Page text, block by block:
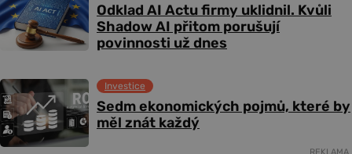
Odklad AI Actu firmy uklidnil. Kvůli
Shadow AI přitom porušují
povinnosti už dnes
Sedm ekonomických pojmů, které by
měl znát každý
Investice
REKLAMA